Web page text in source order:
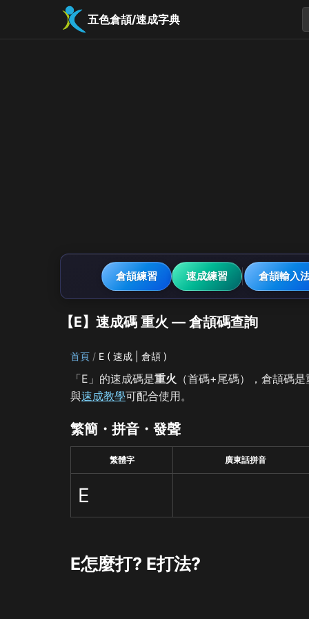
五色倉頡/速成字典
倉頡練習 速成練習 倉頡輸入
【Ε】速成碼 重火 — 倉頡碼查詢
首頁 Ε ( 速成 | 倉頡 )
「Ε」的速成碼是重火 （首碼+尾碼），倉頡碼
與速成教學可配合使用。
繁簡・拼音・發聲
繁體字 廣東話拼音
Ε
Ε怎麼打? Ε打法?